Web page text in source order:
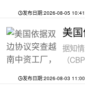
发布日期:2026-08-05
据知
（
发布日期:2026-08-03